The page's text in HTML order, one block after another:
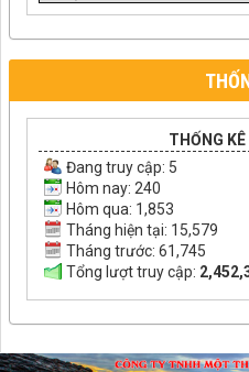
THỐNG
Đang truy cập: 5
Hôm nay: 240
Hôm qua: 1,853
Tháng hiện tại: 15,579
Tháng trước: 61,745
Tổng lượt truy cập: